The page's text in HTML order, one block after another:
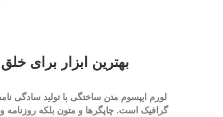
بهترین ابزار برای خلق
لورم ایپسوم متن ساختگی با تولید سادگی
گرافیک است. چاپگرها و متون بلکه